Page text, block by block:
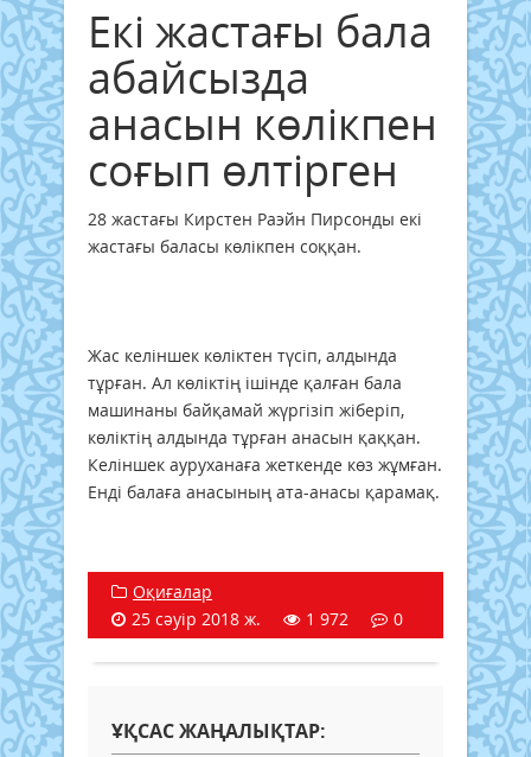
Екі жастағы бала
абайсызда
анасын көлікпен
соғып өлтірген
28 жастағы Кирстен Раэйн Пирсонды екі
жастағы баласы көлікпен соққан.
Жас келіншек көліктен түсіп, алдында
тұрған. Ал көліктің ішінде қалған бала
машинаны байқамай жүргізіп жіберіп,
көліктің алдында тұрған анасын қаққан.
Келіншек ауруханаға жеткенде көз жұмған.
Енді балаға анасының ата-анасы қарамақ.
Оқиғалар
25 сәуір 2018 ж.
1 972 0
ҰҚСАС ЖАҢАЛЫҚТАР: